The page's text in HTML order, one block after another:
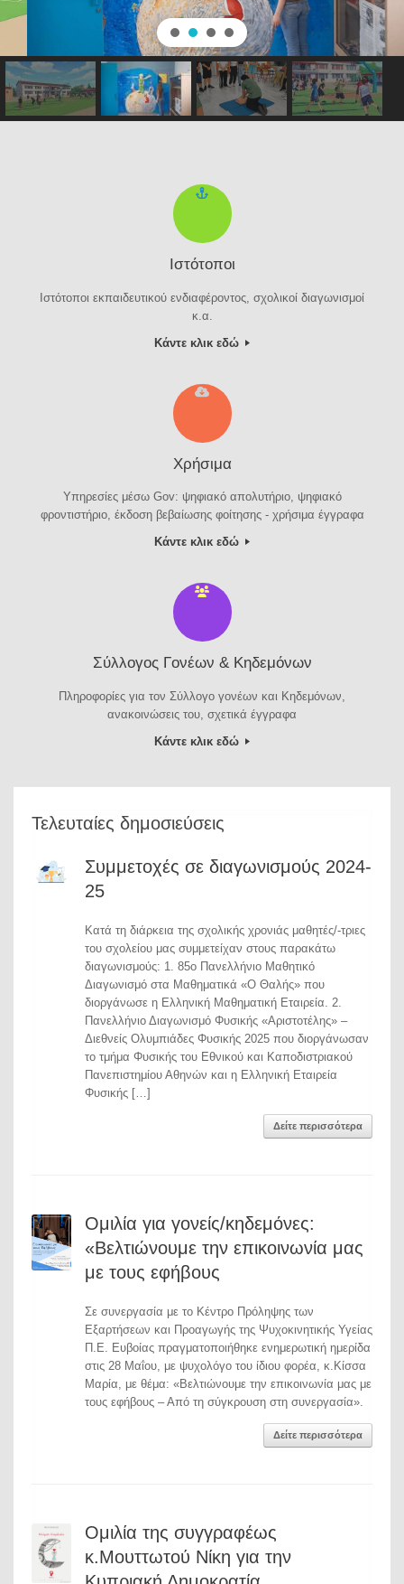
Ιστότοποι
Ιστότοποι εκπαιδευτικού ενδιαφέροντος, σχολικοί διαγωνισμοί
κ.α.
Κάντε κλικ εδώ
Χρήσιμα
Υπηρεσίες μέσω Gov: ψηφιακό απολυτήριο, ψηφιακό
φροντιστήριο, έκδοση βεβαίωσης φοίτησης - χρήσιμα έγγραφα
Κάντε κλικ εδώ
Σύλλογος Γονέων & Κηδεμόνων
Πληροφορίες για τον Σύλλογο γονέων και Κηδεμόνων,
ανακοινώσεις του, σχετικά έγγραφα
Κάντε κλικ εδώ
Τελευταίες δημοσιεύσεις
Συμμετoχές σε διαγωνισμούς 2024-
25
Κατά τη διάρκεια της σχολικής χρονιάς μαθητές/-τριες
του σχολείου μας συμμετείχαν στους παρακάτω
διαγωνισμούς: 1. 85ο Πανελλήνιο Μαθητικό
Διαγωνισμό στα Μαθηματικά «Ο Θαλής» που
διοργάνωσε η Ελληνική Μαθηματική Εταιρεία. 2.
Πανελλήνιο Διαγωνισμό Φυσικής «Αριστοτέλης» –
Διεθνείς Ολυμπιάδες Φυσικής 2025 που διοργάνωσαν
το τμήμα Φυσικής του Εθνικού και Καποδιστριακού
Πανεπιστημίου Αθηνών και η Ελληνική Εταιρεία
Φυσικής […]
Δείτε περισσότερα
Ομιλία για γονείς/κηδεμόνες:
«Βελτιώνουμε την επικοινωνία μας
με τους εφήβους
Σε συνεργασία με το Κέντρο Πρόληψης των
Εξαρτήσεων και Προαγωγής της Ψυχοκινητικής Υγείας
Π.Ε. Ευβοίας πραγματοποιήθηκε ενημερωτική ημερίδα
στις 28 Μαΐου, με ψυχολόγο του ίδιου φορέα, κ.Κίσσα
Μαρία, με θέμα: «Βελτιώνουμε την επικοινωνία μας με
τους εφήβους – Από τη σύγκρουση στη συνεργασία».
Δείτε περισσότερα
Ομιλία της συγγραφέως
κ.Μουττωτού Νίκη για την